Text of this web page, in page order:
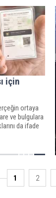
için
ortaya
ve bulgulara
da ifade
1 2